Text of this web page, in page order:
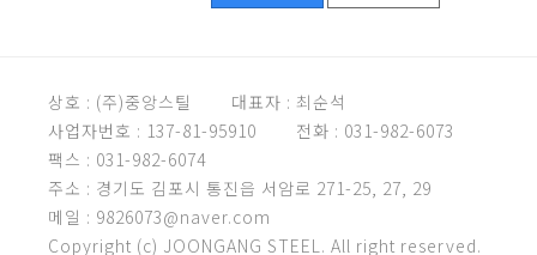
상호 : (주)중앙스틸
대표자 : 최순석
사업자번호 : 137-81-95910
전화 : 031-982-6073
팩스 : 031-982-6074
주소 : 경기도 김포시 통진읍 서암로 271-25, 27, 29
메일 : 9826073@naver.com
Copyright (c) JOONGANG STEEL. All right reserved.